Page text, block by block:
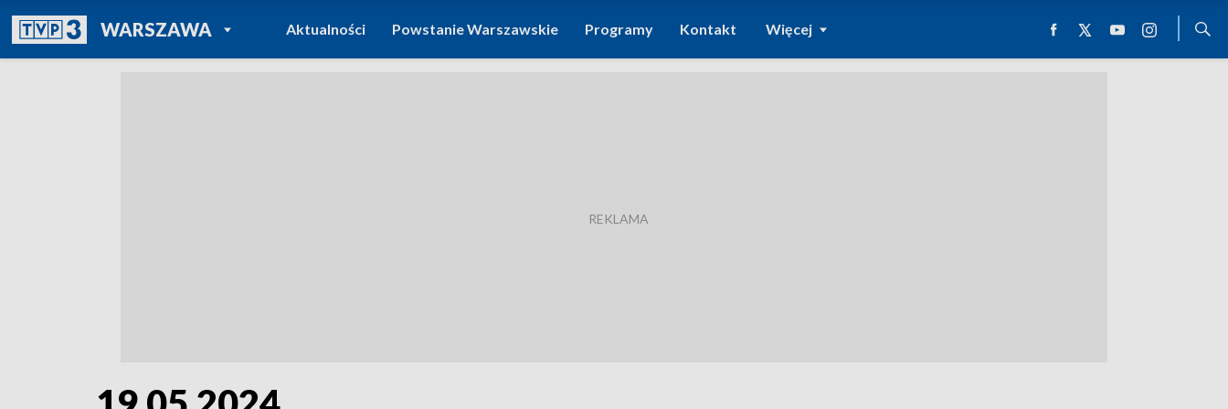
WARSZAWAPOWRÓT DO
TVP REGIONY
Aktualności Powstanie Warszawskie Programy Kontakt Więcej